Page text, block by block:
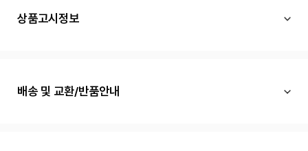
상품고시정보
배송 및 교환/반품안내